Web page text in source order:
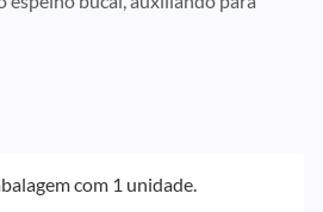
com 1 unidade.